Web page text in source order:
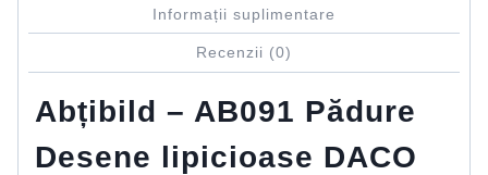
Informații suplimentare
Recenzii (0)
Abțibild – AB091 Pădure
Desene lipicioase DACO